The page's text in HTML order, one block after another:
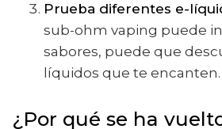
Prueba diferentes e-
sub-ohm vaping puede
sabores, puede que
líquidos que te encanten.
¿Por qué se ha